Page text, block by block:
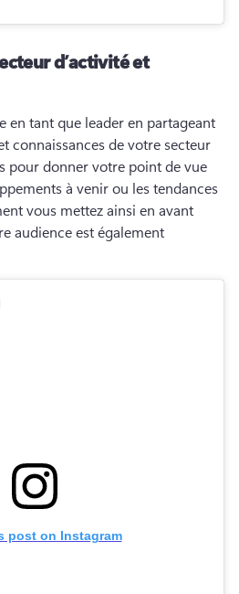
d’activité et
en tant que leader en partageant
connaissances de votre secteur
pour donner votre point de vue
à venir ou les tendances
vous mettez ainsi en avant
audience est également
post on Instagram